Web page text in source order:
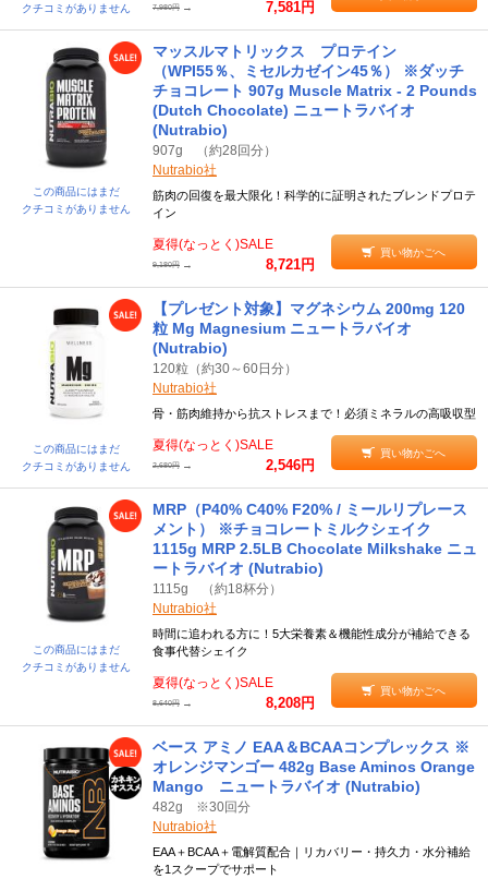
クチコミがありません 7,980円 → 7,581円
この商品にはまだ
クチコミがありません
マッスルマトリックス プロテイン
（WPI55％、ミセルカゼイン45％） ※ダッチ
チョコレート 907g Muscle Matrix - 2 Pounds
(Dutch Chocolate) ニュートラバイオ
(Nutrabio)
907g （約28回分）
Nutrabio社
筋肉の回復を最大限化！科学的に証明されたブレンドプロテ
イン
夏得(なっとく)SALE
9,180円 → 8,721円
買い物かごへ
この商品にはまだ
クチコミがありません
【プレゼント対象】マグネシウム 200mg 120
粒 Mg Magnesium ニュートラバイオ
(Nutrabio)
120粒（約30～60日分）
Nutrabio社
骨・筋肉維持から抗ストレスまで！必須ミネラルの高吸収型
夏得(なっとく)SALE
2,680円 → 2,546円
買い物かごへ
この商品にはまだ
クチコミがありません
MRP（P40% C40% F20% / ミールリプレース
メント） ※チョコレートミルクシェイク
1115g MRP 2.5LB Chocolate Milkshake ニュ
ートラバイオ (Nutrabio)
1115g （約18杯分）
Nutrabio社
時間に追われる方に！5大栄養素＆機能性成分が補給できる
食事代替シェイク
夏得(なっとく)SALE
8,640円 → 8,208円
買い物かごへ
ベース アミノ EAA＆BCAAコンプレックス ※
オレンジマンゴー 482g Base Aminos Orange
Mango ニュートラバイオ (Nutrabio)
482g ※30回分
Nutrabio社
EAA＋BCAA＋電解質配合｜リカバリー・持久力・水分補給
を1スクープでサポート